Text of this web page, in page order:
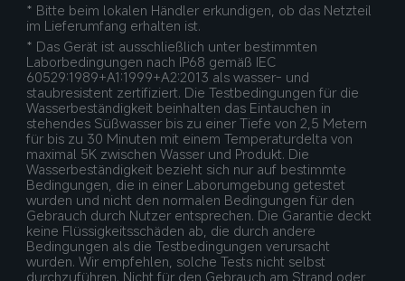
* Bitte beim lokalen Händler erkundigen, ob das Netzteil
im Lieferumfang erhalten ist.
* Das Gerät ist ausschließlich unter bestimmten
Laborbedingungen nach IP68 gemäß IEC
60529:1989+A1:1999+A2:2013 als wasser- und
staubresistent zertifiziert. Die Testbedingungen für die
Wasserbeständigkeit beinhalten das Eintauchen in
stehendes Süßwasser bis zu einer Tiefe von 2,5 Metern
für bis zu 30 Minuten mit einem Temperaturdelta von
maximal 5K zwischen Wasser und Produkt. Die
Wasserbeständigkeit bezieht sich nur auf bestimmte
Bedingungen, die in einer Laborumgebung getestet
wurden und nicht den normalen Bedingungen für den
Gebrauch durch Nutzer entsprechen. Die Garantie deckt
keine Flüssigkeitsschäden ab, die durch andere
Bedingungen als die Testbedingungen verursacht
wurden. Wir empfehlen, solche Tests nicht selbst
durchzuführen. Nicht für den Gebrauch am Strand oder